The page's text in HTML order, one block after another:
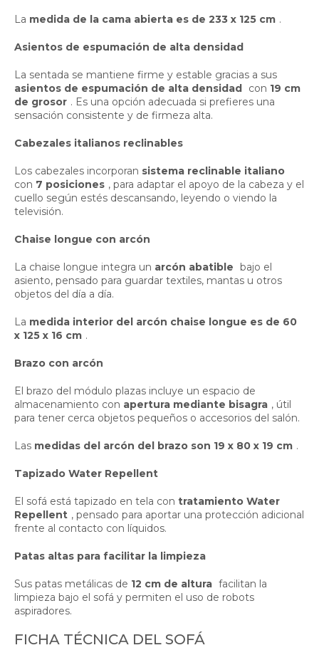
La medida de la cama abierta es de 233 x 125 cm .
Asientos de espumación de alta densidad
La sentada se mantiene firme y estable gracias a sus
asientos de espumación de alta densidad
con 19 cm
de grosor . Es una opción adecuada si prefieres una
sensación consistente y de firmeza alta.
Cabezales italianos reclinables
Los cabezales incorporan sistema reclinable italiano
con 7 posiciones , para adaptar el apoyo de la cabeza y el
cuello según estés descansando, leyendo o viendo la
televisión.
Chaise longue con arcón
La chaise longue integra un arcón abatible
bajo el
asiento, pensado para guardar textiles, mantas u otros
objetos del día a día.
La medida interior del arcón chaise longue es de 60
x 125 x 16 cm .
Brazo con arcón
El brazo del módulo plazas incluye un espacio de
almacenamiento con apertura mediante bisagra , útil
para tener cerca objetos pequeños o accesorios del salón.
Las medidas del arcón del brazo son 19 x 80 x 19 cm .
Tapizado Water Repellent
El sofá está tapizado en tela con tratamiento Water
Repellent , pensado para aportar una protección adicional
frente al contacto con líquidos.
Patas altas para facilitar la limpieza
Sus patas metálicas de 12 cm de altura facilitan la
limpieza bajo el sofá y permiten el uso de robots
aspiradores.
FICHA TÉCNICA DEL SOFÁ